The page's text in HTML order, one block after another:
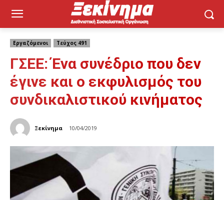
Εργαζόμενοι Τεύχος 491
ΓΣΕΕ: Ένα συνέδριο που δεν
έγινε και ο εκφυλισμός του
συνδικαλιστικού κινήματος
Ξεκίνημα 10/04/2019